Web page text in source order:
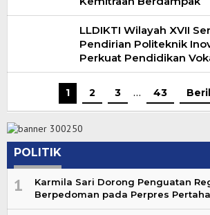
LLDIKTI Wilayah XVII
Pendirian Politeknik
Perkuat Pendidikan
1 2 3 … 43
POLITIK
1
Karmila Sari Dorong Penguatan
Berpedoman pada Perpres